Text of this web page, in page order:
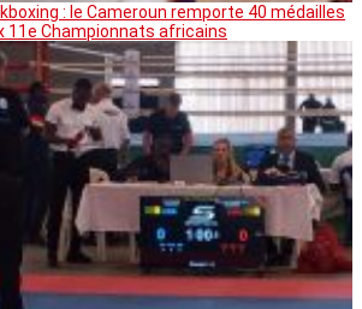
: le Cameroun remporte 40 médailles
11e Championnats africains